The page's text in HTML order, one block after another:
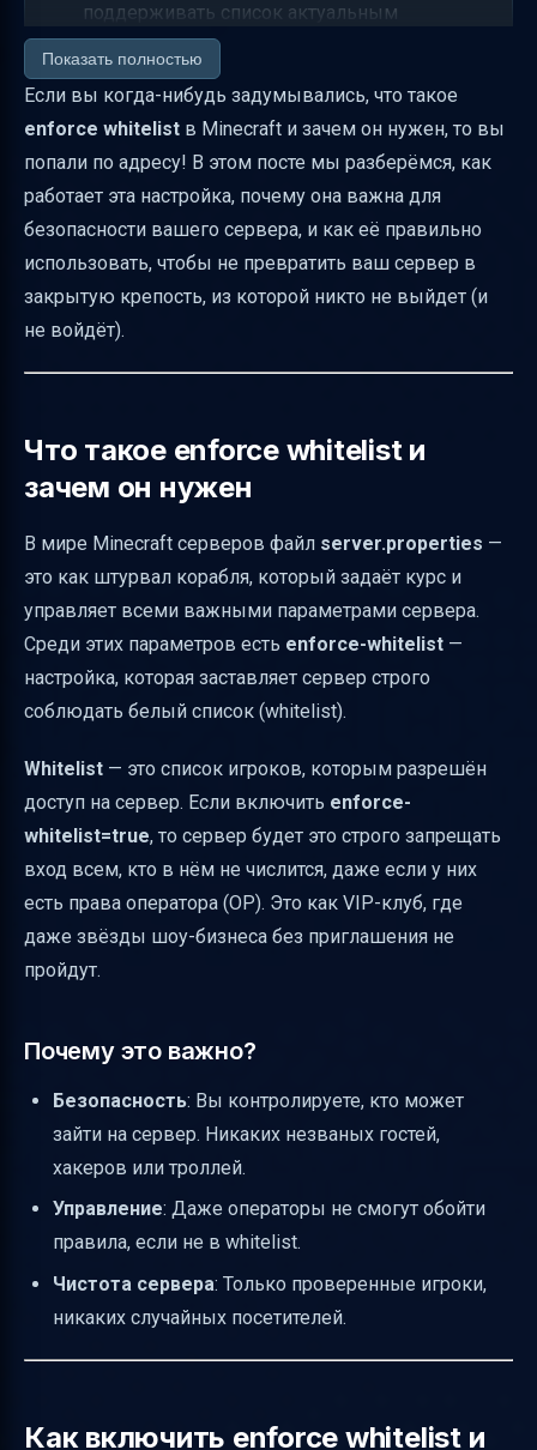
поддерживать список актуальным
Как whitelist и enforce-whitelist работают
вместе
Практические советы по работе с whitelist
на G-Portal
Частые ошибки и как их избежать
Почему whitelist — это must-have для
вашего сервера
Таблица основных настроек whitelist и
Полезные ссылки
Показать полностью
Если вы когда-нибудь задумывались, что такое
enforce whitelist в Minecraft и зачем он нужен, то вы
попали по адресу! В этом посте мы разберёмся, как
работает эта настройка, почему она важна для
безопасности вашего сервера, и как её правильно
использовать, чтобы не превратить ваш сервер в
закрытую крепость, из которой никто не выйдет (и
не войдёт).
Что такое enforce whitelist и
зачем он нужен
В мире Minecraft серверов файл server.properties —
это как штурвал корабля, который задаёт курс и
управляет всеми важными параметрами сервера.
Среди этих параметров есть enforce-whitelist —
настройка, которая заставляет сервер строго
соблюдать белый список (whitelist).
Whitelist — это список игроков, которым разрешён
доступ на сервер. Если включить enforce-
whitelist=true, то сервер будет это строго запрещать
вход всем, кто в нём не числится, даже если у них
есть права оператора (OP). Это как VIP-клуб, где
даже звёзды шоу-бизнеса без приглашения не
пройдут.
Почему это важно?
Безопасность: Вы контролируете, кто может
зайти на сервер. Никаких незваных гостей,
хакеров или троллей.
Управление: Даже операторы не смогут обойти
правила, если не в whitelist.
Чистота сервера: Только проверенные игроки,
никаких случайных посетителей.
Как включить enforce whitelist и